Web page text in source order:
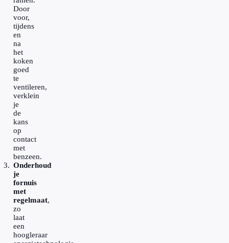
Door
voor,
tijdens
en
na
het
koken
goed
te
ventileren,
verklein
je
de
kans
op
contact
met
benzeen.
Onderhoud
je
fornuis
met
regelmaat,
zo
laat
een
hoogleraar